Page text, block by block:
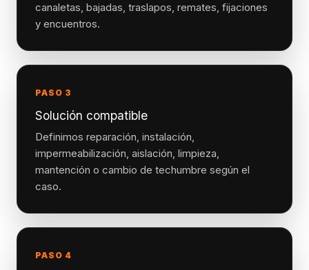
canaletas, bajadas, traslapos, remates, fijaciones
y encuentros.
PASO 3
Solución compatible
Definimos reparación, instalación,
impermeabilización, aislación, limpieza,
mantención o cambio de techumbre según el
caso.
PASO 4